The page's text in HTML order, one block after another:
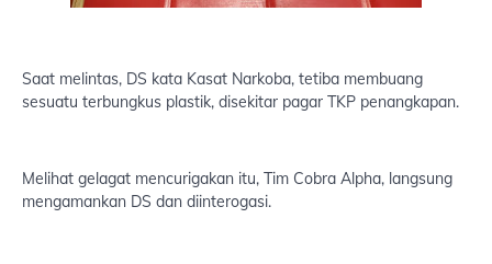
Saat melintas, DS kata Kasat Narkoba, tetiba membuang
sesuatu terbungkus plastik, disekitar pagar TKP penangkapan.
Melihat gelagat mencurigakan itu, Tim Cobra Alpha, langsung
mengamankan DS dan diinterogasi.